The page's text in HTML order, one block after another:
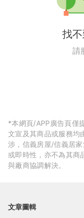
找
請
*本網頁/APP廣告頁僅
文宣及其商品或服務均
涉，信義房屋/信義居
或即時性，亦不為其商
與廠商協調解決。
文章圖輯